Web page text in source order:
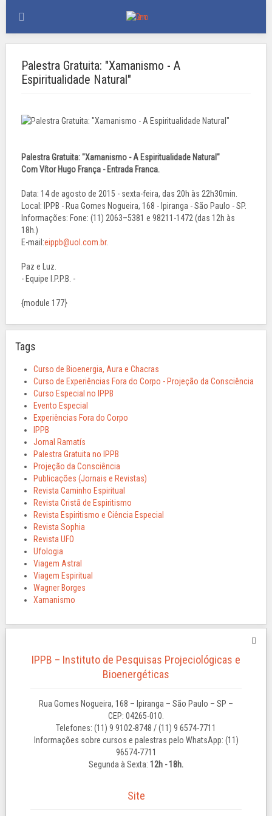
Palestra Gratuita: "Xamanismo - A
Espiritualidade Natural"
Palestra Gratuita: "Xamanismo - A Espiritualidade Natural"
Com Vítor Hugo França - Entrada Franca.
Data: 14 de agosto de 2015 - sexta-feira, das 20h às 22h30min.
Local: IPPB - Rua Gomes Nogueira, 168 - Ipiranga - São Paulo - SP.
Informações: Fone: (11) 2063–5381 e 98211-1472 (das 12h às
18h.)
E-mail:eippb@uol.com.br.
Paz e Luz.
- Equipe I.P.P.B. -
{module 177}
Tags
Curso de Bioenergia, Aura e Chacras
Curso de Experiências Fora do Corpo - Projeção da Consciência
Curso Especial no IPPB
Evento Especial
Experiências Fora do Corpo
IPPB
Jornal Ramatís
Palestra Gratuita no IPPB
Projeção da Consciência
Publicações (Jornais e Revistas)
Revista Caminho Espiritual
Revista Cristã de Espiritismo
Revista Espiritismo e Ciência Especial
Revista Sophia
Revista UFO
Ufologia
Viagem Astral
Viagem Espiritual
Wagner Borges
Xamanismo
IPPB – Instituto de Pesquisas Projeciológicas e
Bioenergéticas
Rua Gomes Nogueira, 168 – Ipiranga – São Paulo – SP –
CEP: 04265-010.
Telefones: (11) 9 9102-8748 / (11) 9 6574-7711
Informações sobre cursos e palestras pelo WhatsApp: (11)
96574-7711
Segunda à Sexta: 12h - 18h.
Site